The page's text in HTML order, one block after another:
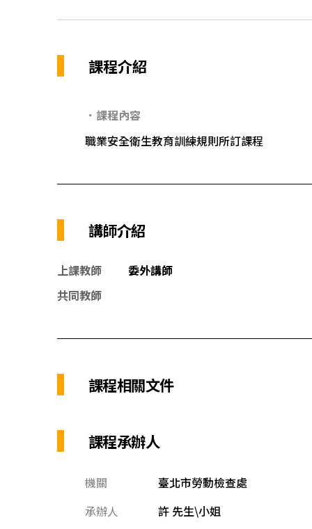
課程介紹
．課程內容
職業安全衛生教育訓練規則所訂課程
講師介紹
上課教師
委外講師
共同教師
課程相關文件
課程承辦人
機關
臺北市勞動檢查處
承辦人
許 先生\小姐